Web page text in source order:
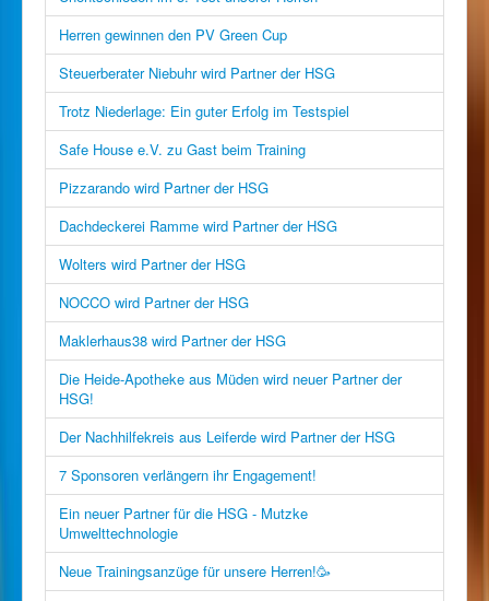
Herren gewinnen den PV Green Cup
Steuerberater Niebuhr wird Partner der HSG
Trotz Niederlage: Ein guter Erfolg im Testspiel
Safe House e.V. zu Gast beim Training
Pizzarando wird Partner der HSG
Dachdeckerei Ramme wird Partner der HSG
Wolters wird Partner der HSG
NOCCO wird Partner der HSG
Maklerhaus38 wird Partner der HSG
Die Heide-Apotheke aus Müden wird neuer Partner der
HSG!
Der Nachhilfekreis aus Leiferde wird Partner der HSG
7 Sponsoren verlängern ihr Engagement!
Ein neuer Partner für die HSG - Mutzke
Umwelttechnologie
Neue Trainingsanzüge für unsere Herren!🥳